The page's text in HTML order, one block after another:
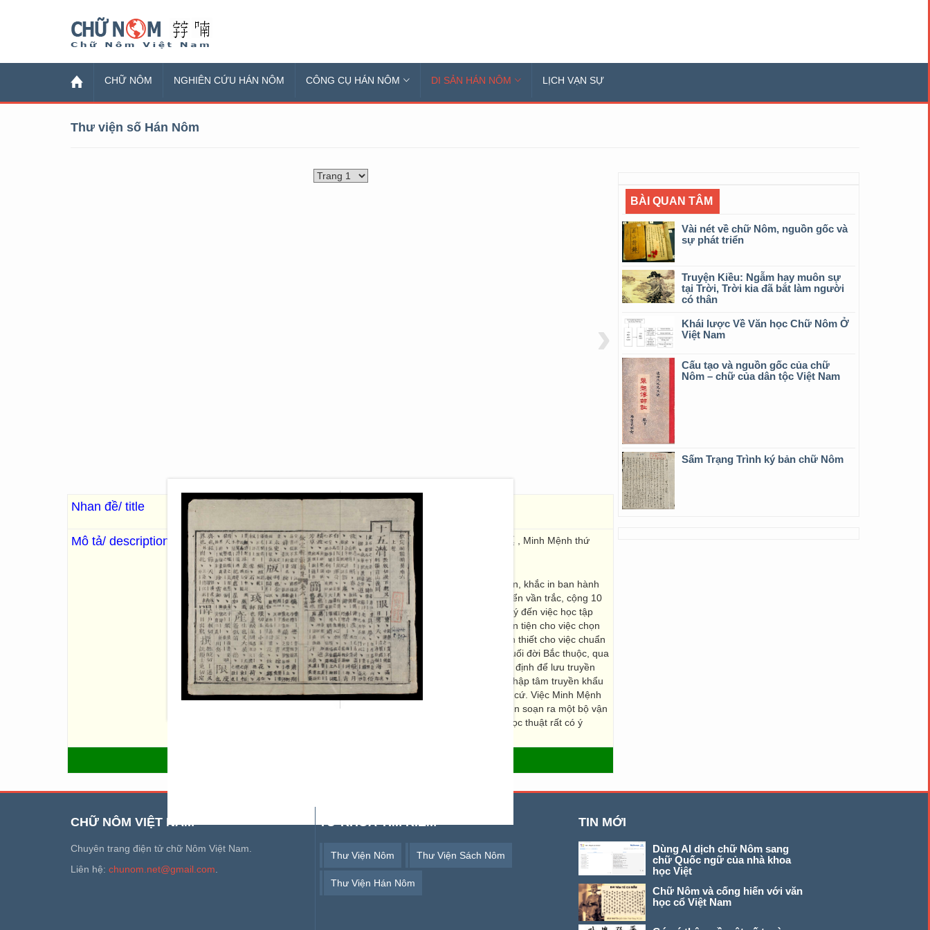
CHỮ NÔM NGHIÊN CỨU HÁN NÔM CÔNG CỤ HÁN NÔM DI SẢN HÁN NÔM LỊCH VẠN SỰ
Thư viện số Hán Nôm
›
Nhan đề/ title Khâm định vịnh sử (q.06)
Mô tả/ description . Đặng Văn Hoà, Phạm Văn Nghị, Đinh Nhật Thận鄧文和, 范文誼, 丁日慎 , Minh Mệnh thứ
20 [1839]明命二十年 . 68 Images; 27 x 15
“Sách vận thư do vua Minh Mệnh sai các văn thần ở Hàn Lâm viện biên soạn, khắc in ban hành
năm Minh Mệnh thứ 20 (1839). Toàn bộ sách gồm 4 quyển vần bằng, 6 quyển vần trắc, cộng 10
quyển. Việc biên soạn khắc in bộ sách này cho thấy vua Minh Mệnh rất chú ý đến việc học tập
nghiên cứu chữ Hán, tác dụng cụ thể của sách là để tra cứu âm vận chữ Hán tiện cho việc chọn
chữ đặt vần thơ phú. Nhưng ở mức độ chuyên sâu, các sách vận thư rất cần thiết cho việc chuẩn
hoá âm đọc từ Hán Việt. Hệ thống âm Hán Việt của nước ta hình thành từ cuối đời Bắc thuộc, qua
cả ngàn năm không bị rối loạn mà vẫn giữ được sự thống nhất tương đối ổn định để lưu truyền
quan nhiều thế hệ đến nay chính là do các nhà Nho nước ta không những nhập tâm truyền khẩu
mà thường xuyên sử dụng các từ thư tự điển cố của Trung Quốc làm chuẩn cứ. Việc Minh Mệnh
cho căn cứ vào Bội văn vận phủ và các vận thư khác của Trung Quốc để biên soạn ra một bộ vận
thư thích hợp thuận tiện cho người sơ học nước ta đáng kể là một sự kiện học thuật rất có ý
BÀI QUAN TÂM
Vài nét về chữ Nôm, nguồn gốc và
sự phát triển
Truyện Kiều: Ngẫm hay muôn sự
tại Trời, Trời kia đã bắt làm người
có thân
Khái lược Về Văn học Chữ Nôm Ở
Việt Nam
Cấu tạo và nguồn gốc của chữ
Nôm – chữ của dân tộc Việt Nam
Sấm Trạng Trình ký bản chữ Nôm
CHỮ NÔM VIỆT NAM
Chuyên trang điện tử chữ Nôm Việt Nam.
Liên hệ: chunom.net@gmail.com
TỪ KHOÁ TÌM KIẾM
Thư Viện Nôm Thư Viện Sách Nôm
Thư Viện Hán Nôm
TIN MỚI
Dùng AI dịch chữ Nôm sang
chữ Quốc ngữ của nhà khoa
học Việt
Chữ Nôm và cống hiến với văn
học cổ Việt Nam